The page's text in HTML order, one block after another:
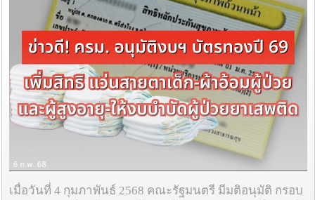
เมื่อวันที่ 4 กุมภาพันธ์ 2568 คณะรัฐมนตรี มีมติอนุมัติ กรอบ